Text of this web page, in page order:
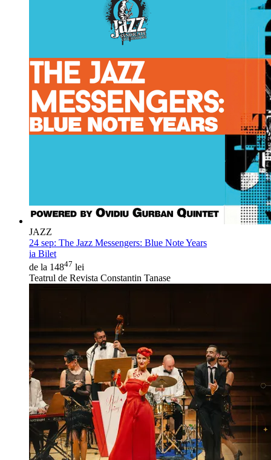
JAZZ
24 sep: The Jazz Messengers: Blue Note Years
ia Bilet
de la 14847 lei
Teatrul de Revista Constantin Tanase